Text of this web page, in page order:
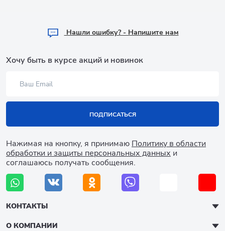
Hашли ошибку? - Напишите нам
Хочу быть в курсе акций и новинок
ПОДПИСАТЬСЯ
Нажимая на кнопку, я принимаю Политику в области
обработки и защиты персональных данных и
соглашаюсь получать сообщения.
КОНТАКТЫ
О КОМПАНИИ